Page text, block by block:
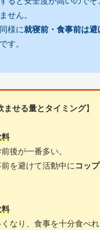
せん。
様に就寝前・食事前は
す。
ませる量とタイミング】
後が一番多い。
を避けて活動中にコッ
なり、食事を十分食べ